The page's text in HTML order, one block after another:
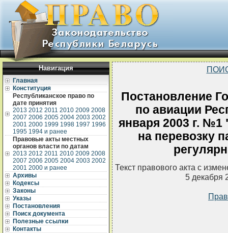
Навигация
Главная
Конституция
Республиканское право по
дате принятия
2013 2012 2011 2010 2009 2008
2007 2006 2005 2004 2003 2002
2001 2000 1999 1998 1997 1996
1995 1994 и ранее
Правовые акты местных
органов власти по датам
2013 2012 2011 2010 2009 2008
2007 2006 2005 2004 2003 2002
2001 2000 и ранее
Архивы
Кодексы
Законы
Указы
Постановления
Поиск документа
Полезные ссылки
Контакты
Постановление
по авиации
января 2003 г.
на перевозку
Текст правового акта с
5 декабря